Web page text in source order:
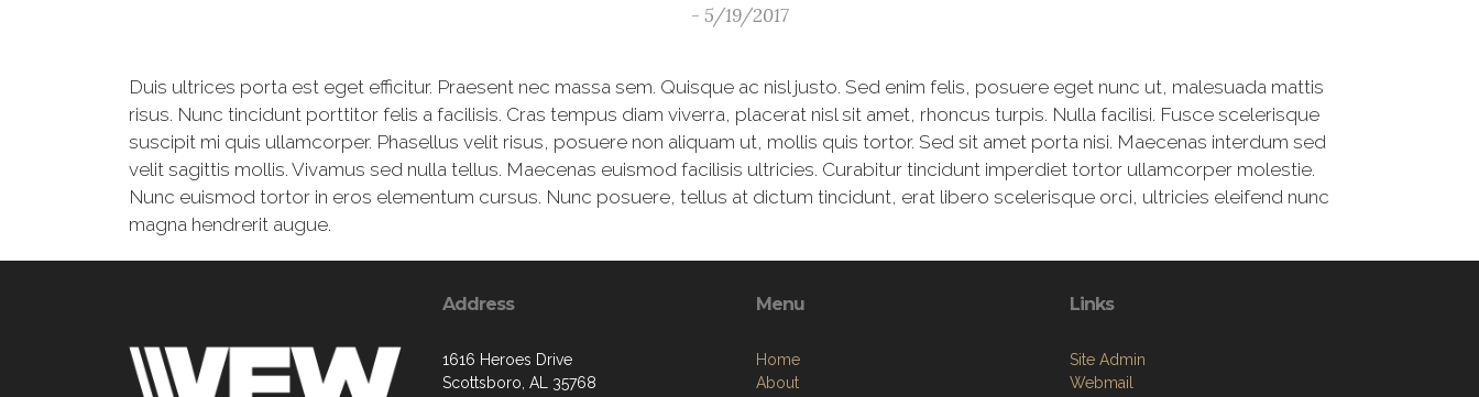
- 5/19/2017
Duis ultrices porta est eget efficitur. Praesent nec massa sem. Quisque ac nisl justo. Sed enim felis, posuere eget nunc ut, malesuada mattis
risus. Nunc tincidunt porttitor felis a facilisis. Cras tempus diam viverra, placerat nisl sit amet, rhoncus turpis. Nulla facilisi. Fusce scelerisque
suscipit mi quis ullamcorper. Phasellus velit risus, posuere non aliquam ut, mollis quis tortor. Sed sit amet porta nisi. Maecenas interdum sed
velit sagittis mollis. Vivamus sed nulla tellus. Maecenas euismod facilisis ultricies. Curabitur tincidunt imperdiet tortor ullamcorper molestie.
Nunc euismod tortor in eros elementum cursus. Nunc posuere, tellus at dictum tincidunt, erat libero scelerisque orci, ultricies eleifend nunc
magna hendrerit augue.
Address
1616 Heroes Drive
Scottsboro, AL 35768
Menu
Home
About
Links
Site Admin
Webmail